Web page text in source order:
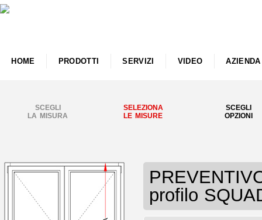
HOME PRODOTTI SERVIZI VIDEO AZIENDA
SCEGLI
LA MISURA
SELEZIONA
LE MISURE
SCEGLI
OPZIONI
profilo